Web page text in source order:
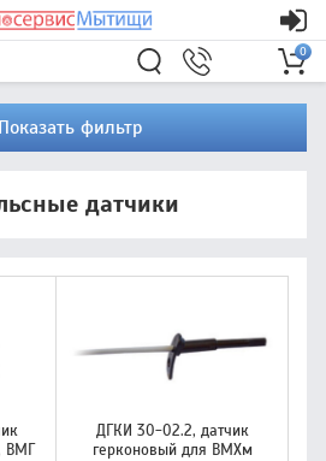
0
Показать фильтр
датчики
ВМГ
ДГКИ 30-02.2, датчик
герконовый для ВМХм